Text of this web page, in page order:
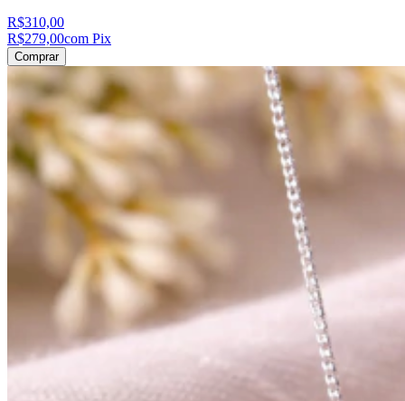
R$310,00
R$279,00com Pix
Comprar